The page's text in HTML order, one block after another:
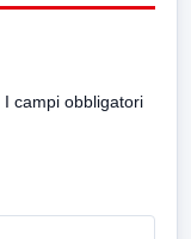
I campi obbligatori